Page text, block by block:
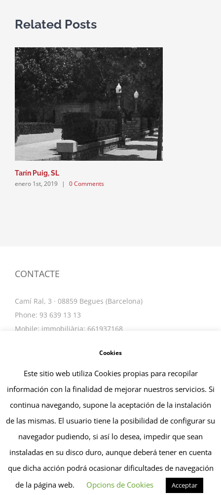
Related Posts
Tarín Puig, SL
enero 1st, 2019 | 0 Comments
CONTACTE
Camí Ral, 3 · 08859 Begues (Barcelona)
Phone: 93 639 13 13
Mobile: immobiliària: 661937168
© Copyright 2019 -2026 | TARIN PUIG, SL | All Rights
Reserved |
LinkedIn
Cookies
Este sitio web utiliza Cookies propias para recopilar
información con la finalidad de mejorar nuestros servicios. Si
continua navegando, supone la aceptación de la instalación
de las mismas. El usuario tiene la posibilidad de configurar su
navegador pudiendo, si así lo desea, impedir que sean
instaladas en su disco duro, aunque deberá tener en cuenta
que dicha acción podrá ocasionar dificultades de navegación
de la página web.
Opcions de Cookies Acceptar